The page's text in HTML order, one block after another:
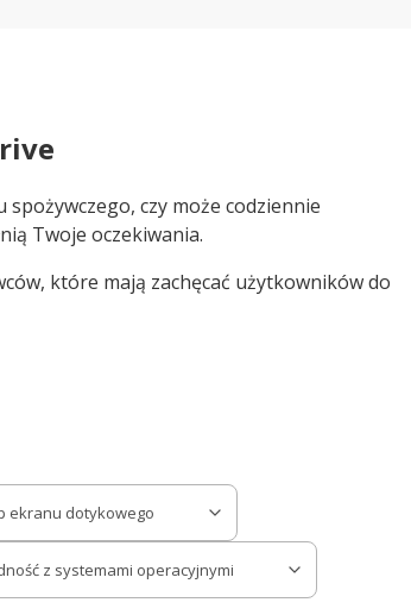
czy może codziennie
Twoje oczekiwania.
które mają zachęcać użytkowników do
ekranu dotykowego
z systemami operacyjnymi